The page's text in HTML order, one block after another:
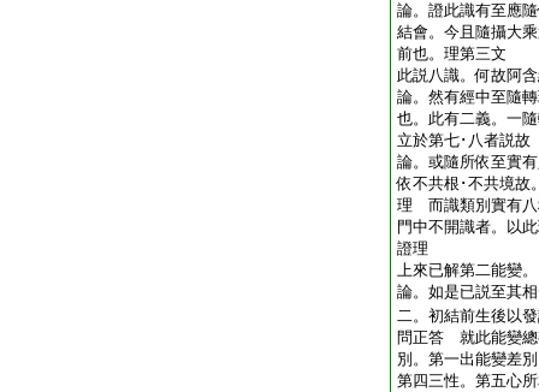
論。證此識有至應
結會。今且隨攝大
前也。理第三文
此説八識。何故阿
論。然有經中至隨
也。此有二義。一
立於第七･八者説
論。或隨所依至實
依不共根･不共境故
理 而識類別實有
門中不開識者。以
證理
上來已解第二能變
論。如是已説至其
二。初結前生後以
問正答 就此能變總
別。第一出能變差
第四三性。第五心